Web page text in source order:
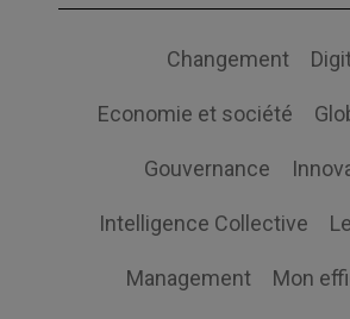
Changement
Economie et société
Gouvernance
Intelligence Collective
Management Mon